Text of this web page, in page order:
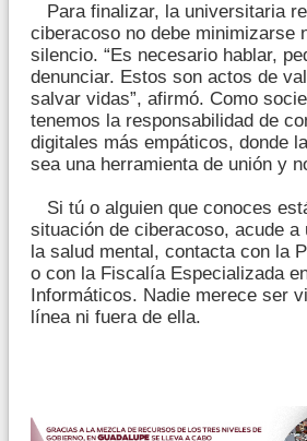
Para finalizar, la universitaria
ciberacoso no debe minimizarse
silencio. “Es necesario hablar,
denunciar. Estos son actos de
salvar vidas”, afirmó. Como
tenemos la responsabilidad de
digitales más empáticos, donde
sea una herramienta de unión y
Si tú o alguien que conoces
situación de ciberacoso, acude a
la salud mental, contacta con la
o con la Fiscalía Especializada
Informáticos. Nadie merece ser
línea ni fuera de ella.